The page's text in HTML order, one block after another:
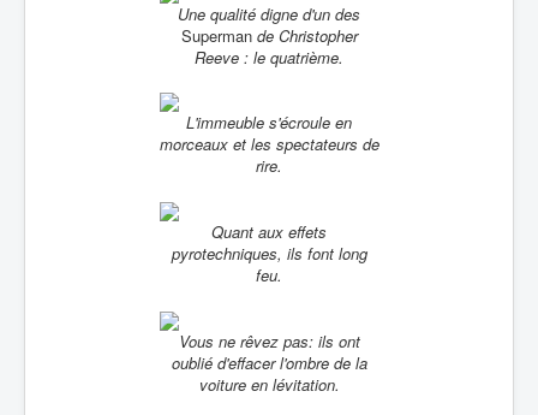
Une qualité digne d'un des
Superman de Christopher
Reeve : le quatrième.
L'immeuble s'écroule en
morceaux et les spectateurs de
rire.
Quant aux effets
pyrotechniques, ils font long
feu.
Vous ne rêvez pas: ils ont
oublié d'effacer l'ombre de la
voiture en lévitation.